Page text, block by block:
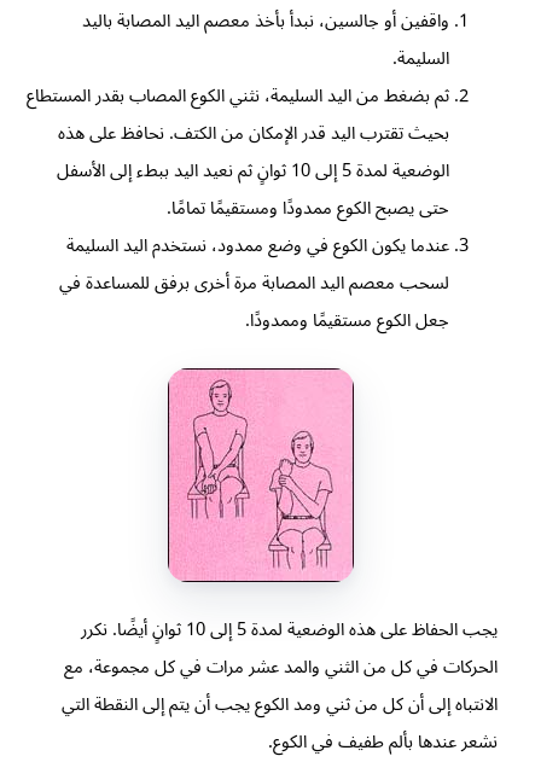
واقفين أو جالسين، نبدأ بأخذ معصم اليد المصابة باليد
السليمة.
ثم بضغط من اليد السليمة، نثني الكوع المصاب بقدر المستطاع
بحيث تقترب اليد قدر الإمكان من الكتف. نحافظ على هذه
الوضعية لمدة 5 إلى 10 ثوانٍ ثم نعيد اليد ببطء إلى الأسفل
حتى يصبح الكوع ممدودًا ومستقيمًا تمامًا.
عندما يكون الكوع في وضع ممدود، نستخدم اليد السليمة
لسحب معصم اليد المصابة مرة أخرى برفق للمساعدة في
جعل الكوع مستقيمًا وممدودًا.
يجب الحفاظ على هذه الوضعية لمدة 5 إلى 10 ثوانٍ أيضًا. نكرر
الحركات في كل من الثني والمد عشر مرات في كل مجموعة، مع
الانتباه إلى أن كل من ثني ومد الكوع يجب أن يتم إلى النقطة التي
نشعر عندها بألم طفيف في الكوع.